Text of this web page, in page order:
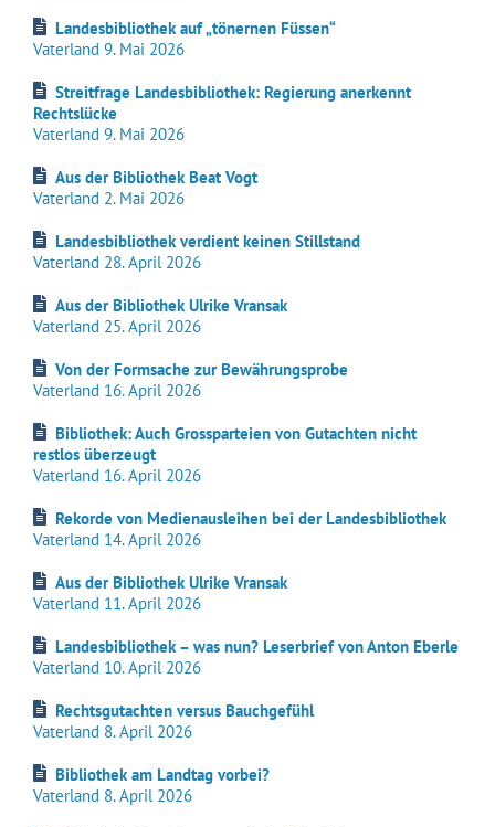
Landesbibliothek auf „tönernen Füssen“
Vaterland 9. Mai 2026
Streitfrage Landesbibliothek: Regierung anerkennt
Rechtslücke
Vaterland 9. Mai 2026
Aus der Bibliothek Beat Vogt
Vaterland 2. Mai 2026
Landesbibliothek verdient keinen Stillstand
Vaterland 28. April 2026
Aus der Bibliothek Ulrike Vransak
Vaterland 25. April 2026
Von der Formsache zur Bewährungsprobe
Vaterland 16. April 2026
Bibliothek: Auch Grossparteien von Gutachten nicht
restlos überzeugt
Vaterland 16. April 2026
Rekorde von Medienausleihen bei der Landesbibliothek
Vaterland 14. April 2026
Aus der Bibliothek Ulrike Vransak
Vaterland 11. April 2026
Landesbibliothek – was nun? Leserbrief von Anton Eberle
Vaterland 10. April 2026
Rechtsgutachten versus Bauchgefühl
Vaterland 8. April 2026
Bibliothek am Landtag vorbei?
Vaterland 8. April 2026